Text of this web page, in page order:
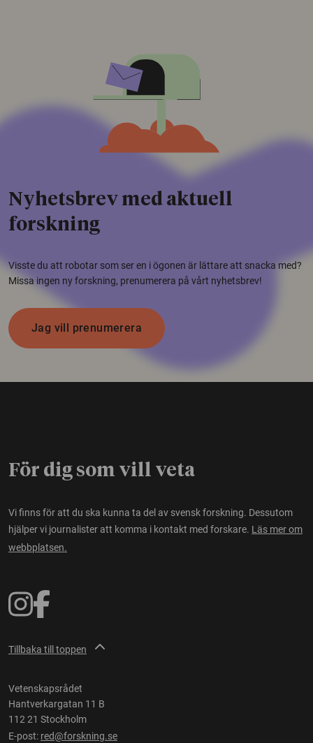
Nyhetsbrev med aktuell
forskning
Visste du att robotar som ser en i ögonen är lättare att snacka med?
Missa ingen ny forskning, prenumerera på vårt nyhetsbrev!
Jag vill prenumerera
För dig som vill veta
Vi finns för att du ska kunna ta del av svensk forskning. Dessutom
hjälper vi journalister att komma i kontakt med forskare. Läs mer om
webbplatsen.
Tillbaka till toppen
Vetenskapsrådet
Hantverkargatan 11 B
112 21 Stockholm
E-post: red@forskning.se